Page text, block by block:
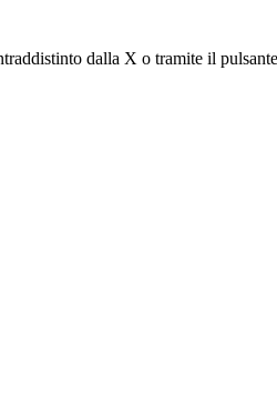
dalla X o tramite il